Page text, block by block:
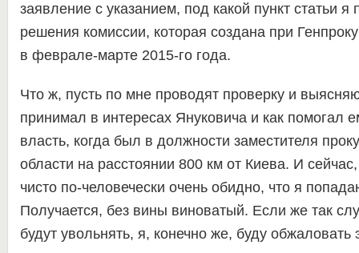
заявление с указанием, под какой пункт статьи
решения комиссии, которая создана при
в феврале-марте 2015-го года.
Что ж, пусть по мне проводят проверку и
принимал в интересах Януковича и как помогал
власть, когда был в должности заместителя
области на расстоянии 800 км от Киева. И
чисто по-человечески очень обидно, что я
Получается, без вины виноватый. Если же так
будут увольнять, я, конечно же, буду